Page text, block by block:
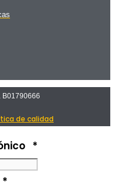
B01790666
de calidad
*
*